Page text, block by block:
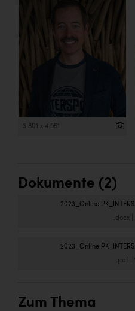
3 801 x 4 951
Dokumente (2)
2023_Online
.docx|
2023_Online
.pdf
Zum Thema